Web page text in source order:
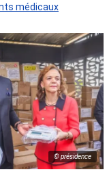
médicaux
© présidence